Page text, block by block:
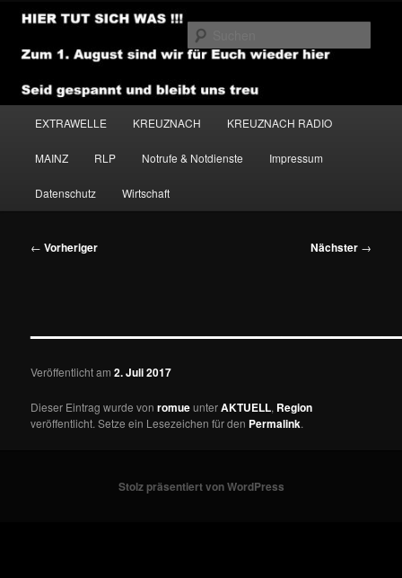
Zum
primären
Inhalt
NEWSHOUSE.MEDIA
EXTRAWELLE KREUZNACH KREUZNACH RADIO
MAINZ RLP Notrufe & Notdienste Impressum
Datenschutz Wirtschaft
Beitragsnavigation
← Vorheriger Nächster →
Veröffentlicht am2. Juli 2017
Dieser Eintrag wurde vonromueunterAKTUELL, Region
veröffentlicht. Setze ein Lesezeichen für den Permalink.
Stolz präsentiert von WordPress